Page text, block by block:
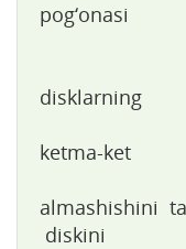
pog‘onasi
disklarning
ketma-ket
almashishini
diskini